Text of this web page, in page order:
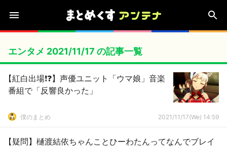
エンタメ 2021/11/17 の記事一覧
【紅白出場❗❓】声優ユニット「ウマ娘」音楽
番組で「反響良かった」
僕のまとめ 2021/11/17(We) 14:59
【疑問】樋渡結依ちゃんことひーわたんってなんでブレイ